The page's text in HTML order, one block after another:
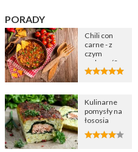
PORADY
Chili con
carne - z
czym
podawać?
Kulinarne
pomysły na
łososia